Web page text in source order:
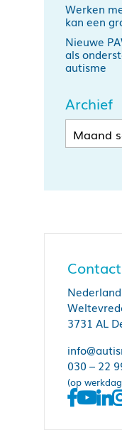
Werken
kan een
Nieuwe
als
autisme
Archief
Contact
3731 AL
030 – 22
(op